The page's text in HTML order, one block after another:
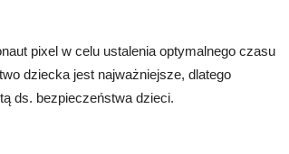
pixel w celu ustalenia optymalnego czasu
dziecka jest najważniejsze, dlatego
ds. bezpieczeństwa dzieci.